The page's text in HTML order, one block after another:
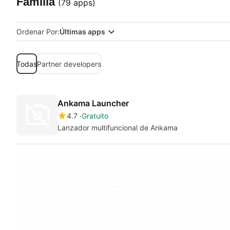
(79 apps)
Ordenar Por:Últimas apps
TodasPartner developers
Ankama Launcher
4.7 Gratuito
Lanzador multifuncional de Ankama